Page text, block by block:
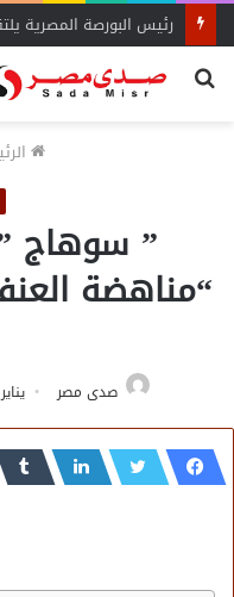
رئيس البورصة المصرية
بحث
” سوهاج ”
“مناهضة
صدى مصر يناير 9, 2022